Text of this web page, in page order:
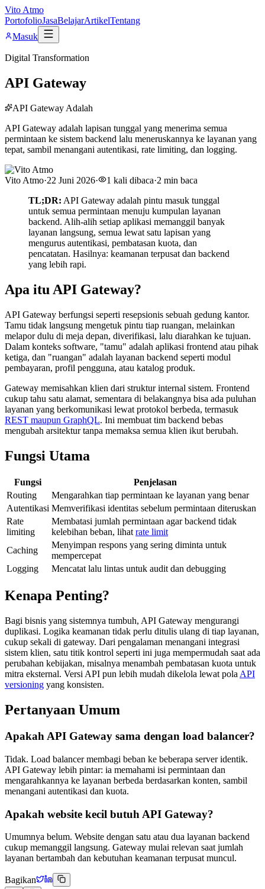
Vito Atmo
PortofolioJasaBelajarArtikelTentang
Masuk
Digital Transformation
API Gateway
API Gateway Adalah
API Gateway adalah lapisan tunggal yang menerima semua
permintaan ke sistem backend lalu meneruskannya ke layanan yang
tepat, sambil menangani autentikasi, rate limiting, dan logging.
Vito Atmo·22 Juni 2026· 1 kali dibaca·2 min baca
TL;DR: API Gateway adalah pintu masuk tunggal
untuk semua permintaan menuju kumpulan layanan
backend. Alih-alih setiap aplikasi memanggil banyak
layanan langsung, semua lewat satu lapisan yang
mengurus autentikasi, pembatasan kuota, dan
pencatatan. Hasilnya: keamanan terpusat dan backend
yang lebih rapi.
Apa itu API Gateway?
API Gateway berfungsi seperti resepsionis sebuah gedung kantor.
Tamu tidak langsung mengetuk pintu tiap ruangan, melainkan
melapor dulu di meja depan, diverifikasi, lalu diarahkan ke tujuan.
Dalam konteks software, "tamu" adalah aplikasi frontend atau pihak
ketiga, dan "ruangan" adalah layanan backend seperti modul
pembayaran, profil pengguna, atau katalog produk.
Gateway memisahkan klien dari struktur internal sistem. Frontend
cukup tahu satu alamat, sementara di belakangnya bisa ada puluhan
layanan yang berkomunikasi lewat protokol berbeda, termasuk
REST maupun GraphQL. Ini membuat tim backend bebas
mengubah arsitektur tanpa memaksa semua klien ikut berubah.
Fungsi Utama
Fungsi
Penjelasan
Routing
Mengarahkan tiap permintaan ke layanan yang benar
Autentikasi Memverifikasi identitas sebelum permintaan diteruskan
Rate
limiting
Membatasi jumlah permintaan agar backend tidak
kelebihan beban, lihatrate limit
Caching
Menyimpan respons yang sering diminta untuk
mempercepat
Logging
Mencatat lalu lintas untuk audit dan debugging
Kenapa Penting?
Bagi bisnis yang sistemnya tumbuh, API Gateway mengurangi
duplikasi. Logika keamanan tidak perlu ditulis ulang di tiap layanan,
cukup sekali di gateway. Dari pengalaman menangani integrasi
sistem klien, satu titik kontrol seperti ini juga mempermudah saat ada
perubahan kebijakan, misalnya menambah pembatasan kuota untuk
mitra eksternal. Versi API pun lebih mudah dikelola lewat pola API
versioning yang konsisten.
Pertanyaan Umum
Apakah API Gateway sama dengan load balancer?
Tidak. Load balancer membagi beban ke beberapa server identik.
API Gateway lebih pintar: ia memahami isi permintaan dan
mengarahkannya ke layanan berbeda berdasarkan konten, sambil
menangani autentikasi dan kuota.
Apakah website kecil butuh API Gateway?
Umumnya belum. Website dengan satu atau dua layanan backend
cukup memanggil langsung. Gateway mulai relevan saat jumlah
layanan bertambah dan kebutuhan keamanan terpusat muncul.
Bagikan